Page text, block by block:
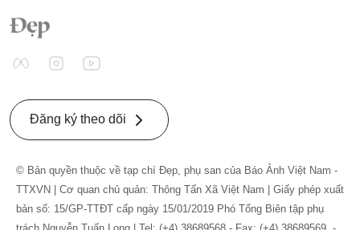
Đăng ký theo dõi
© Bản quyền thuộc về tạp chí Đẹp, phụ san của Báo Ảnh Việt Nam -
TTXVN | Cơ quan chủ quản: Thông Tấn Xã Việt Nam | Giấy phép xuất
bản số: 15/GP-TTĐT cấp ngày 15/01/2019 Phó Tổng Biên tập phụ